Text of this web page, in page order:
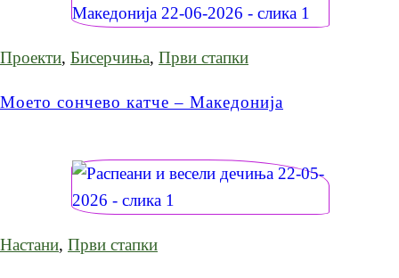
Проекти, Бисерчиња, Први стапки
Моето сончево катче – Македонија
Настани, Први стапки